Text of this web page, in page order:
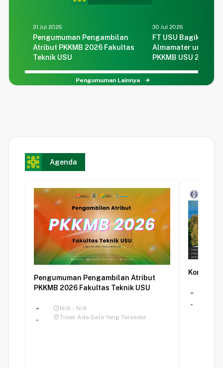
Pengumuman Lainnya
31 Jul 2026
Pengumuman Pengambilan
Atribut PKKMB 2026 Fakultas
Teknik USU
30 Jul 2026
FT USU Bagikan
Almamater untuk
PKKMB USU 2026
Agenda
Pengumuman Pengambilan Atribut
PKKMB 2026 Fakultas Teknik USU
-
-
scheduleN/A - N/A
placeTidak Ada Data Yang Tersedia
Kongres
-
-